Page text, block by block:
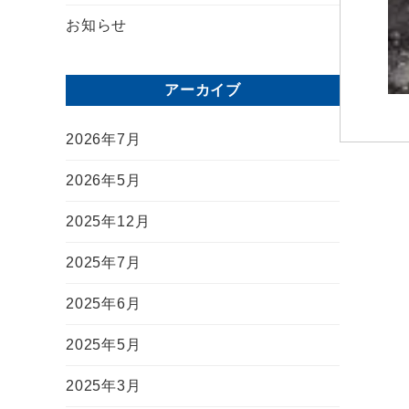
お知らせ
アーカイブ
2026年7月
2026年5月
2025年12月
2025年7月
2025年6月
2025年5月
2025年3月